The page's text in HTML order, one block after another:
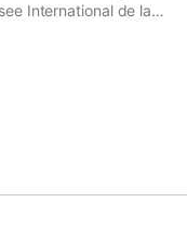
International de la